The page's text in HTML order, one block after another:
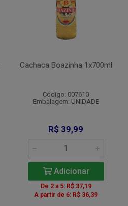
Cachaca Boazinha 1x700ml
Código: 007610
Embalagem: UNIDADE
R$ 39,99
Adicionar
De 2 a 5: R$ 37,19
A partir de 6: R$ 36,39